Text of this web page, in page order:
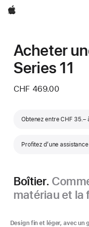
Apple
Acheter
Series 11
CHF 469.00
Obtenez entre CHF 35.–
Profitez d’une
Boîtier.
matériau et la
Design fin et léger, avec un